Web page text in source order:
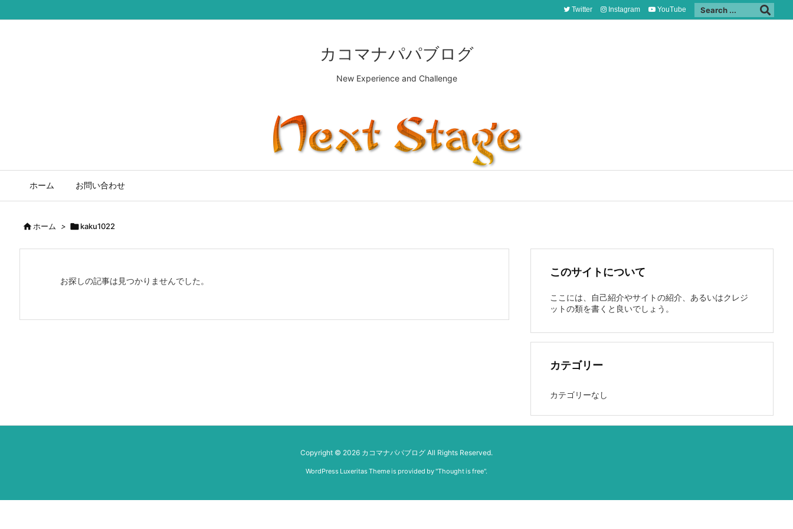
カコマナパパブログ
New Experience and Challenge
ホーム お問い合わせ
Twitter Instagram YouTube
ホーム > kaku1022
お探しの記事は見つかりませんでした。
このサイトについて
ここには、自己紹介やサイトの紹介、あるいはクレジ
ットの類を書くと良いでしょう。
カテゴリー
カテゴリーなし
Copyright © 2026 カコマナパパブログ All Rights Reserved.
WordPress Luxeritas Theme is provided by "Thought is free".